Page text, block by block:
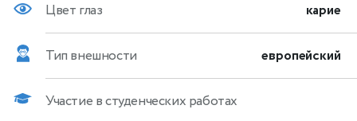
Цвет глаз карие
Тип внешности европейский
Участие в студенческих работах